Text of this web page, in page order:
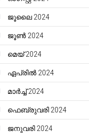
ജൂലൈ 2024
ജൂൺ 2024
മെയ്‌ 2024
ഏപ്രിൽ 2024
മാർച്ച്‌ 2024
ഫെബ്രുവരി 2024
ജനുവരി 2024